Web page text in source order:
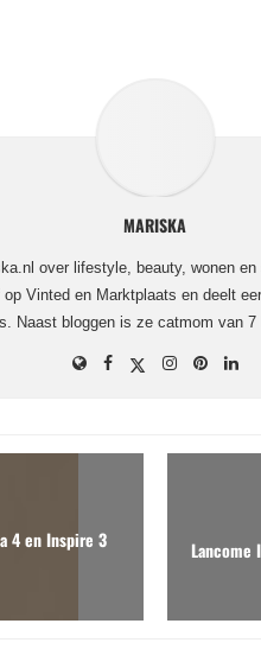
MARISKA
over lifestyle, beauty, wonen
Vinted en Marktplaats en deelt
Naast bloggen is ze catmom van 7
4 en Inspire 3
Lancome